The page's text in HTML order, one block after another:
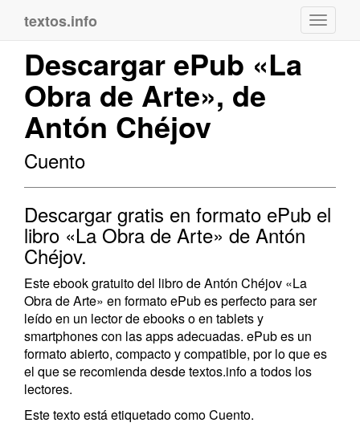
textos.info
Descargar ePub «La
Obra de Arte», de
Antón Chéjov
Cuento
Descargar gratis en formato ePub el
libro «La Obra de Arte» de Antón
Chéjov.
Este ebook gratuito del libro de Antón Chéjov «La
Obra de Arte» en formato ePub es perfecto para ser
leído en un lector de ebooks o en tablets y
smartphones con las apps adecuadas. ePub es un
formato abierto, compacto y compatible, por lo que es
el que se recomienda desde textos.info a todos los
lectores.
Este texto está etiquetado como Cuento.